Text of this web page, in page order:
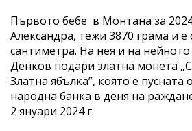
Първото бебе в Монтана за 2024
Александра, тежи 3870 грама и е
сантиметра. На нея и на
Денков подари златна монета
Златна ябълка”, която е пусната
народна банка в деня на
2 януари 2024 г.